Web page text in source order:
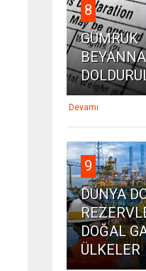
8
GÜMRÜK
Devamı
9
DÜNYA
DOĞAL
ÜLKELER